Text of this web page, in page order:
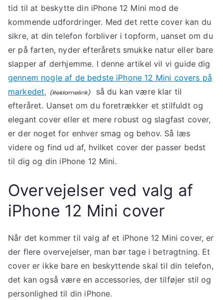
tid til at beskytte din iPhone 12 Mini mod de
kommende udfordringer. Med det rette cover kan du
sikre, at din telefon forbliver i topform, uanset om du
er på farten, nyder efterårets smukke natur eller bare
slapper af derhjemme. I denne artikel vil vi guide dig
gennem nogle af de bedste iPhone 12 Mini covers på
markedet,
så du kan være klar til
efteråret. Uanset om du foretrækker et stilfuldt og
elegant cover eller et mere robust og slagfast cover,
er der noget for enhver smag og behov. Så læs
videre og find ud af, hvilket cover der passer bedst
til dig og din iPhone 12 Mini.
Overvejelser ved valg af
iPhone 12 Mini cover
Når det kommer til valg af et iPhone 12 Mini cover, er
der flere overvejelser, man bør tage i betragtning. Et
cover er ikke bare en beskyttende skal til din telefon,
det kan også være en accessories, der tilføjer stil og
personlighed til din iPhone.